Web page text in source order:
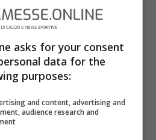
asks for your consent
data for the
purposes:
and content, advertising and
audience research and